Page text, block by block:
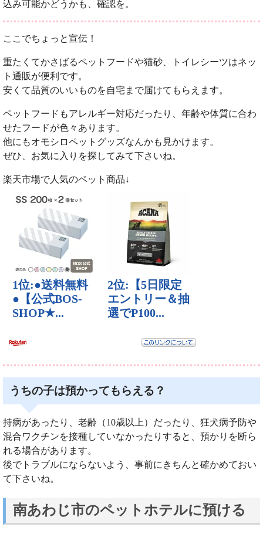
込み可能かどうかも、確認を。
ここでちょっと宣伝！
重たくてかさばるペットフードや猫砂、トイレシーツはネッ
ト通販が便利です。
安くて品質のいいものを自宅まで届けてもらえます。
ペットフードもアレルギー対応だったり、年齢や体質に合わ
せたフードが色々あります。
他にもオモシロペットグッズなんかも見かけます。
ぜひ、お気に入りを探してみて下さいね。
楽天市場で人気のペット商品↓
うちの子は預かってもらえる？
持病があったり、老齢（10歳以上）だったり、狂犬病予防や
混合ワクチンを接種していなかったりすると、預かりを断ら
れる場合があります。
後でトラブルにならないよう、事前にきちんと確かめておい
て下さいね。
南あわじ市のペットホテルに預ける